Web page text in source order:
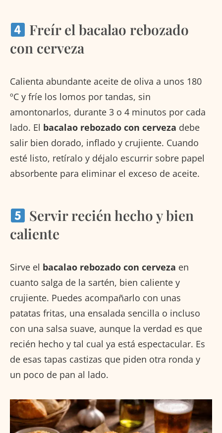
Freír el bacalao rebozado
con cerveza
Calienta abundante aceite de oliva a unos 180
ºC y fríe los lomos por tandas, sin
amontonarlos, durante 3 o 4 minutos por cada
lado. El bacalao rebozado con cerveza debe
salir bien dorado, inflado y crujiente. Cuando
esté listo, retíralo y déjalo escurrir sobre papel
absorbente para eliminar el exceso de aceite.
Servir recién hecho y bien
caliente
Sirve el bacalao rebozado con cerveza en
cuanto salga de la sartén, bien caliente y
crujiente. Puedes acompañarlo con unas
patatas fritas, una ensalada sencilla o incluso
con una salsa suave, aunque la verdad es que
recién hecho y tal cual ya está espectacular. Es
de esas tapas castizas que piden otra ronda y
un poco de pan al lado.